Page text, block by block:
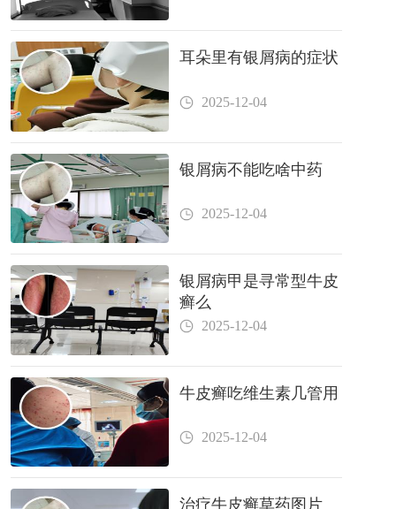
耳朵里有银屑病的症状
2025-12-04
银屑病不能吃啥中药
2025-12-04
银屑病甲是寻常型牛皮
癣么
2025-12-04
牛皮癣吃维生素几管用
2025-12-04
治疗牛皮癣草药图片